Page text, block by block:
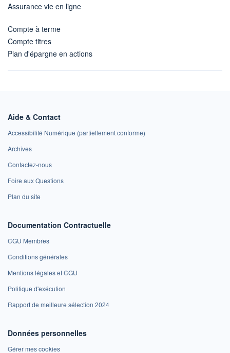
Assurance vie en ligne
Compte à terme
Compte titres
Plan d'épargne en actions
Aide & Contact
Accessibilité Numérique (partiellement conforme)
Archives
Contactez-nous
Foire aux Questions
Plan du site
Documentation Contractuelle
CGU Membres
Conditions générales
Mentions légales et CGU
Politique d'exécution
Rapport de meilleure sélection 2024
Données personnelles
Gérer mes cookies